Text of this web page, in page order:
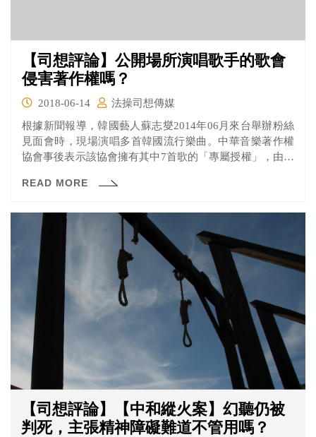
【司想評論】公開場所演唱歌手的歌會
侵害著作權嗎？
2018-06-14
法操司想傳媒
根據新聞報導，韓國藝人蘇志燮2014年06月來台舉辦粉絲
見面會時，現場演唱多首韓國流行樂曲。中華音樂著作權
協會事後表示該協會擁有其中7首歌的「專屬授權」，由於
法。檢察官於去年底起訴，最終一審法院判決有罪。
READ MORE
【司想評論】【中和縱火案】幻聽仍被
判死，主張精神障礙難道不管用嗎？